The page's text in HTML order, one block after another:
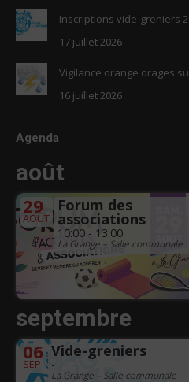
Inscriptions vide-greniers
17 juillet 2026
Vigilance orange orages
16 juillet 2026
Agenda
août
29
AOÛT
Forum des
associations
10:00 - 13:00
La Grange – Salle communale
septembre
06
SEP
Vide-greniers
-
La Grange – Salle communale